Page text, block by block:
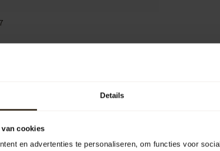
Details
cookies
en advertenties te personaliseren, om functies voor